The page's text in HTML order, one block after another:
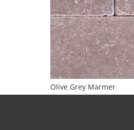
Olive Grey Marmer